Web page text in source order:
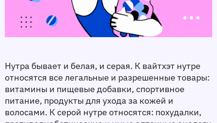
Нутра бывает и белая, и серая. К вайтхэт нутре
относятся все легальные и разрешенные товары:
витамины и пищевые добавки, спортивное
питание, продукты для ухода за кожей и
волосами. К серой нутре относятся: похудалки,